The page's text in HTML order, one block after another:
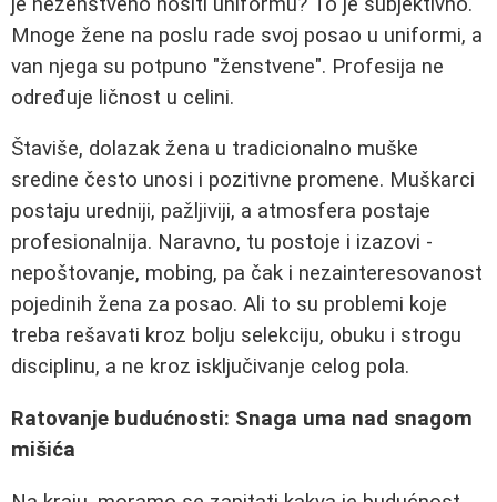
Mnoge žene na poslu rade svoj posao u uniformi, a
van njega su potpuno "ženstvene". Profesija ne
određuje ličnost u celini.
Štaviše, dolazak žena u tradicionalno muške
sredine često unosi i pozitivne promene. Muškarci
postaju uredniji, pažljiviji, a atmosfera postaje
profesionalnija. Naravno, tu postoje i izazovi -
nepoštovanje, mobing, pa čak i nezainteresovanost
pojedinih žena za posao. Ali to su problemi koje
treba rešavati kroz bolju selekciju, obuku i strogu
disciplinu, a ne kroz isključivanje celog pola.
Ratovanje budućnosti: Snaga uma nad snagom
mišića